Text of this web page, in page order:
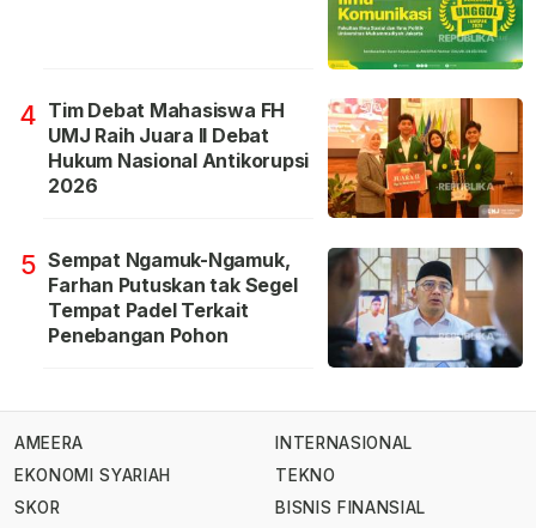
4 Tim Debat Mahasiswa FH
UMJ Raih Juara II Debat
Hukum Nasional Antikorupsi
2026
5 Sempat Ngamuk-Ngamuk,
Farhan Putuskan tak Segel
Tempat Padel Terkait
Penebangan Pohon
AMEERA
EKONOMI SYARIAH
SKOR
INTERNASIONAL
TEKNO
BISNIS FINANSIAL